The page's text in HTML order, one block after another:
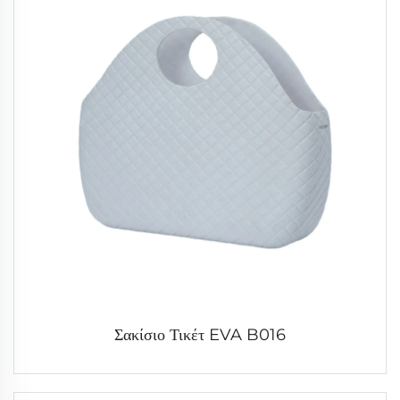
Σακίσιο Τικέτ EVA B016